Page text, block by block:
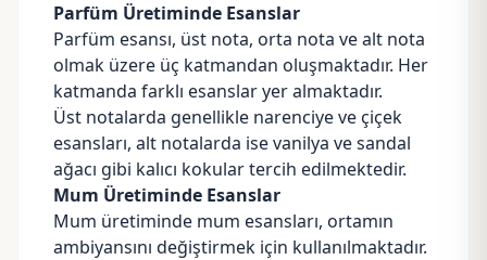
Parfüm Üretiminde Esanslar
Parfüm esansı, üst nota, orta nota ve alt nota
olmak üzere üç katmandan oluşmaktadır. Her
katmanda farklı esanslar yer almaktadır.
Üst notalarda genellikle narenciye ve çiçek
esansları, alt notalarda ise vanilya ve sandal
ağacı gibi kalıcı kokular tercih edilmektedir.
Mum Üretiminde Esanslar
Mum üretiminde mum esansları, ortamın
ambiyansını değiştirmek için kullanılmaktadır.